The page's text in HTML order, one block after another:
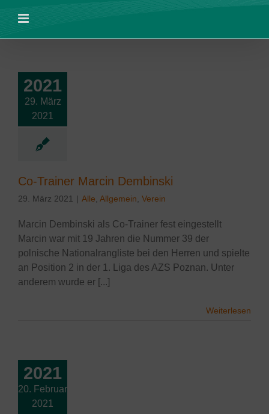
Inhalt
2021
29. März
2021
Marcin
Verein
Co-Trainer Marcin Dembinski
29. März 2021 | Alle Allgemein Verein
Marcin Dembinski als Co-Trainer fest eingestellt
Marcin war mit 19 Jahren die Nummer 39 der
polnische Nationalrangliste bei den Herren und spielte
an Position 2 in der 1. Liga des AZS Poznan. Unter
anderem wurde er [...]
Weiterlesen
2021
20. Februar
2021
Marco